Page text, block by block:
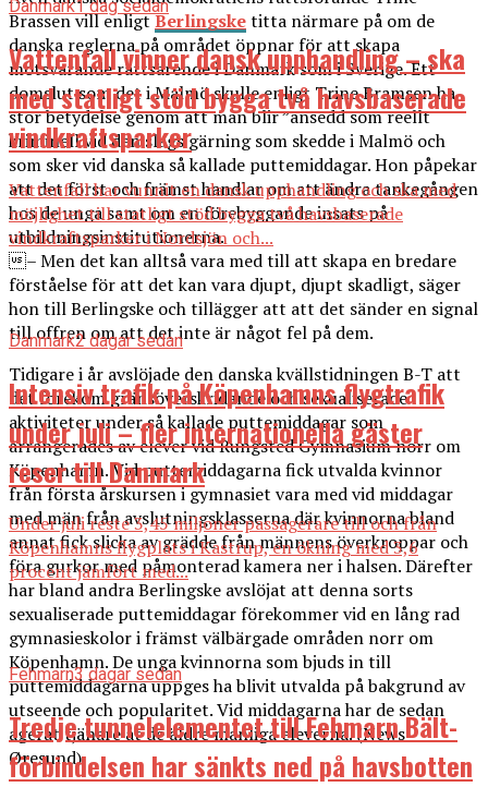
Brassen vill enligtBerlingsketitta närmare på om de
danska reglerna på området öppnar för att skapa
motsvarande rättsärende i Danmark som i Sverige. Ett
domslut som det i Malmö skulle enligt Trine Bramsen ha
stor betydelse genom att man blir ”ansedd som reellt
kriminell vid den slags gärning som skedde i Malmö och
som sker vid danska så kallade puttemiddagar. Hon påpekar
att det först och främst handlar om att ändra tankegången
hos de unga samt om en förebyggande insats på
utbildningsinstitutionerna.
– Men det kan alltså vara med till att skapa en bredare
förståelse för att det kan vara djupt, djupt skadligt, säger
hon till Berlingske och tillägger att att det sänder en signal
till offren om att det inte är något fel på dem.
Tidigare i år avslöjade den danska kvällstidningen B-T att
det förekom gränsöverskridande och sexualiserade
aktiviteter under så kallade puttemiddagar som
arrangerades av elever vid Rungsted Gymnasium norr om
Köpenhamn. Vid puttemiddagarna fick utvalda kvinnor
från första årskursen i gymnasiet vara med vid middagar
med män från avslutningsklasserna där kvinnorna bland
annat fick slicka av grädde från männens överkroppar och
föra gurkor med påmonterad kamera ner i halsen. Därefter
har bland andra Berlingske avslöjat att denna sorts
sexualiserade puttemiddagar förekommer vid en lång rad
gymnasieskolor i främst välbärgade områden norr om
Köpenhamn. De unga kvinnorna som bjuds in till
puttemiddagarna uppges ha blivit utvalda på bakgrund av
utseende och popularitet. Vid middagarna har de sedan
agerat tjänare åt de äldre manliga eleverna. (News
Øresund)
Danmark1 dag sedan
Vattenfall vinner dansk upphandling – ska
med statligt stöd bygga två havsbaserade
vindkraftsparker
Vattenfall har vunnit en dansk upphandling och ska med
möjlighet till statligt stöd bygga två havsbaserade
vindkraftsparker i Nordsjön och...
Danmark2 dagar sedan
Intensiv trafik på Köpenhamns flygtrafik
under juli – fler internationella gäster
reser till Danmark
Under juli reste 3,45 miljoner passagerare till och från
Köpenhamns flygplats i Kastrup, en ökning med 3,6
procent jämfört med...
Fehmarn3 dagar sedan
Tredje tunnelelementet till Fehmarn Bält-
förbindelsen har sänkts ned på havsbotten